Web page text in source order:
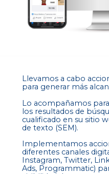
Llevamos a cabo
para generar más
Lo acompañamos
los resultados de
cualificado en su sitio
de texto (SEM).
Implementamos
diferentes canales
Instagram, Twitter,
Ads, Programmatic)